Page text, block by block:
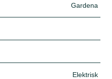
Gardena
Elektrisk